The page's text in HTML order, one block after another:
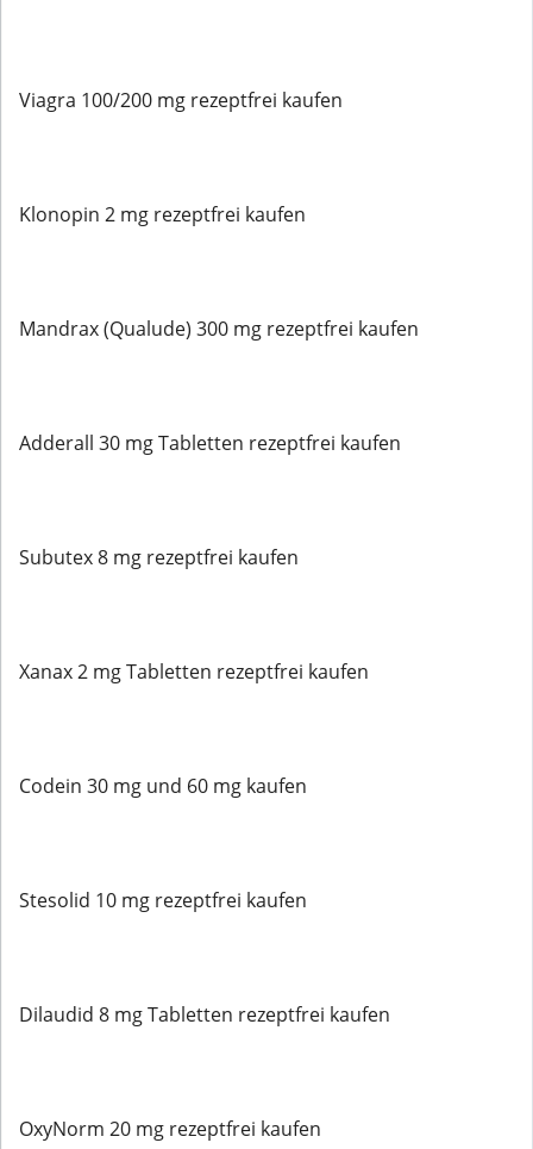
Viagra 100/200 mg rezeptfrei kaufen
Klonopin 2 mg rezeptfrei kaufen
Mandrax (Qualude) 300 mg rezeptfrei kaufen
Adderall 30 mg Tabletten rezeptfrei kaufen
Subutex 8 mg rezeptfrei kaufen
Xanax 2 mg Tabletten rezeptfrei kaufen
Codein 30 mg und 60 mg kaufen
Stesolid 10 mg rezeptfrei kaufen
Dilaudid 8 mg Tabletten rezeptfrei kaufen
OxyNorm 20 mg rezeptfrei kaufen